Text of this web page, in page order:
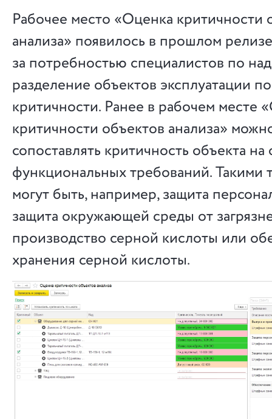
Рабочее место «Оценка критичности
анализа» появилось в прошлом
за потребностью специалистов по
разделение объектов эксплуатации
критичности. Ранее в рабочем месте
критичности объектов анализа»
сопоставлять критичность объекта на
функциональных требований. Такими
могут быть, например, защита
защита окружающей среды от
производство серной кислоты или
хранения серной кислоты.